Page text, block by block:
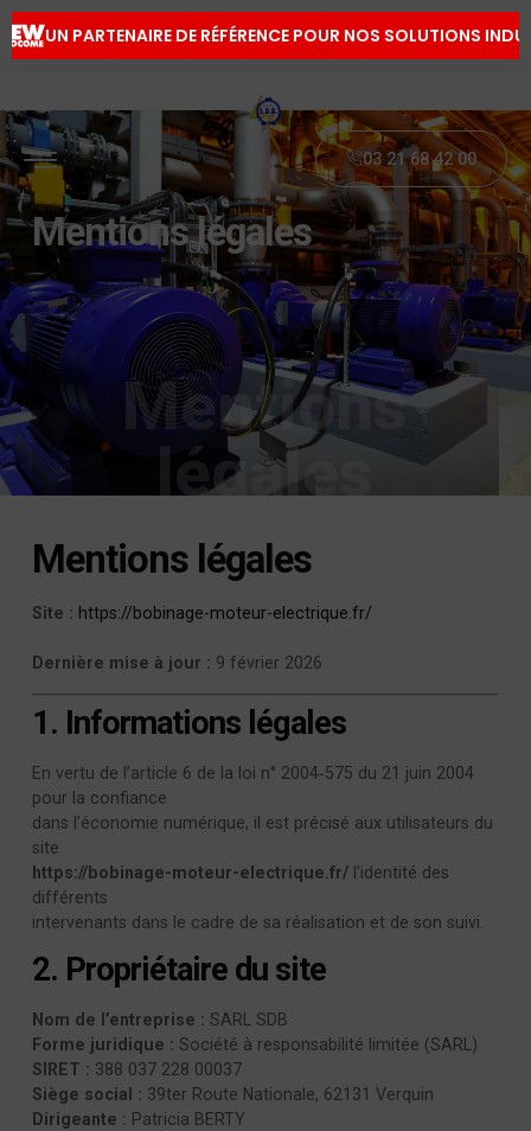
UN PARTENAIRE DE RÉFÉRENCE POUR NOS SOLUTIONS
03 21 68 42 00
Mentions
légales
Mentions légales
Mentions légales
Site : https://bobinage-moteur-electrique.fr/
Dernière mise à jour : 9 février 2026
1. Informations légales
En vertu de l’article 6 de la loi n° 2004‑575 du 21 juin 2004
pour la confiance
dans l’économie numérique, il est précisé aux utilisateurs du
site
https://bobinage-moteur-electrique.fr/l’identité des
différents
intervenants dans le cadre de sa réalisation et de son suivi.
2. Propriétaire du site
Nom de l’entreprise : SARL SDB
Forme juridique : Société à responsabilité limitée (SARL)
SIRET : 388 037 228 00037
Siège social : 39ter Route Nationale, 62131 Verquin
Dirigeante : Patricia BERTY